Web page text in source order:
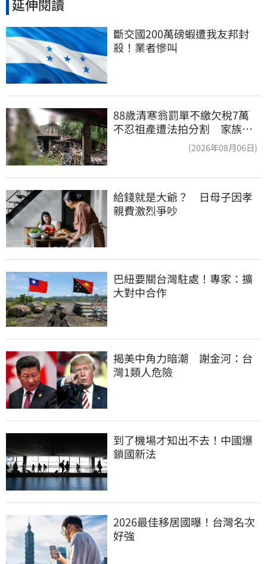
延伸閱讀
斷交國200萬磅蝦遭我友邦封
殺！業者慘叫
88歲清寒翁罰單不繳欠稅7萬
不忍祖產遭法拍分割 家族按
(2026年08月06日)
給錢就是大爺？　日母子因孝
親費激烈爭吵
巴紐要關台灣駐處！專家：擴
大對中合作
揭美中角力暗潮　謝金河：台
灣1類人危險
到了機場才知出不去！中國爆
鎖國新法
2026最佳移居國曝！台灣名次
好強